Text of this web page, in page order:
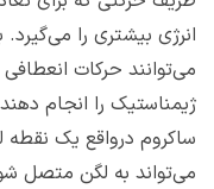
انرژی بیشتری را
می‌توانند حرکات
ژیمناستیک را انجام
ساکروم درواقع یک نقطه
می‌تواند به لگن متصل